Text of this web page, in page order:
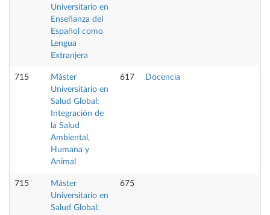
Universitario en
Enseñanza del
Español como
Lengua
Extranjera
715
Máster
Universitario en
Salud Global:
Integración de
la Salud
Ambiental,
Humana y
Animal
617 Docencia
715
Máster
Universitario en
Salud Global:
675